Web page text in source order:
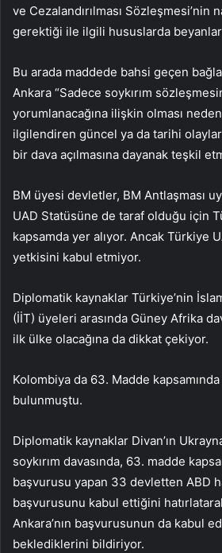
ve Cezalandırılması Sözleşmesi’nin
gerektiği ile ilgili hususlarda
Bu arada maddede bahsi geçen
Ankara “Sadece soykırım
yorumlanacağına ilişkin olması
ilgilendiren güncel ya da tarihi olaylar
bir dava açılmasına dayanak teşkil
BM üyesi devletler, BM Antlaşması
UAD Statüsüne de taraf olduğu için
kapsamda yer alıyor. Ancak Türkiye
yetkisini kabul etmiyor.
Diplomatik kaynaklar Türkiye’nin
(İİT) üyeleri arasında Güney Afrika
ilk ülke olacağına da dikkat çekiyor.
Kolombiya da 63. Madde
bulunmuştu.
Diplomatik kaynaklar Divan’ın
soykırım davasında, 63. madde
başvurusu yapan 33 devletten ABD
başvurusunu kabul ettiğini
Ankara’nın başvurusunun da kabul
beklediklerini bildiriyor.